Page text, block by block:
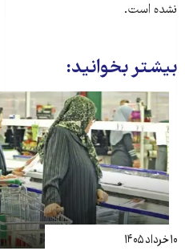
نشده است.
بیشتر بخوانید:
۱۰ خرداد ۱۴۰۵